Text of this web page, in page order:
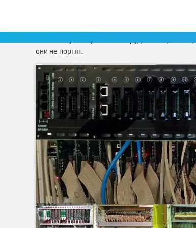
они не портят.